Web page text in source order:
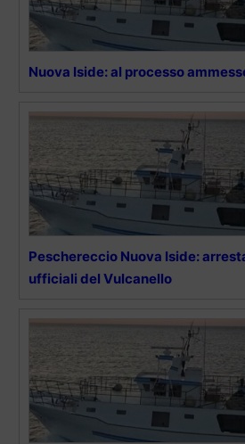
Nuova Iside: al processo
Peschereccio Nuova Iside:
ufficiali del Vulcanello